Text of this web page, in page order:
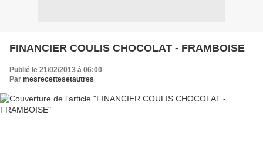
FINANCIER COULIS CHOCOLAT - FRAMBOISE
Publié le 21/02/2013 à 06:00
Par mesrecettesetautres